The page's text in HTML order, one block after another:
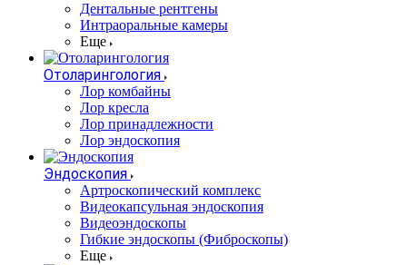
Дентальные рентгены
Интраоральные камеры
Еще
Отоларингология
Лор комбайны
Лор кресла
Лор принадлежности
Лор эндоскопия
Эндоскопия
Артроскопический комплекс
Видеокапсульная эндоскопия
Видеоэндоскопы
Гибкие эндоскопы (Фиброcкопы)
Еще